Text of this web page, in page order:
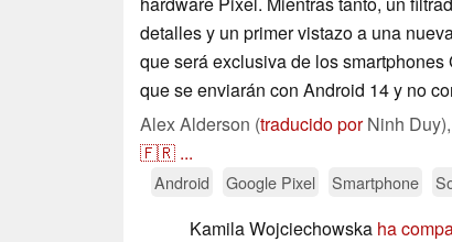
detalles y un primer vistazo a una
que será exclusiva de los
que se enviarán con Android 14 y no
Alex Alderson (traducido porNinh Duy),
🇫🇷 ...
Android Google Pixel Smartphone
Kamila Wojciechowska ha